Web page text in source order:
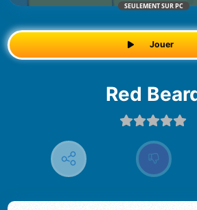
SEULEMENT SUR PC
Jouer
Red